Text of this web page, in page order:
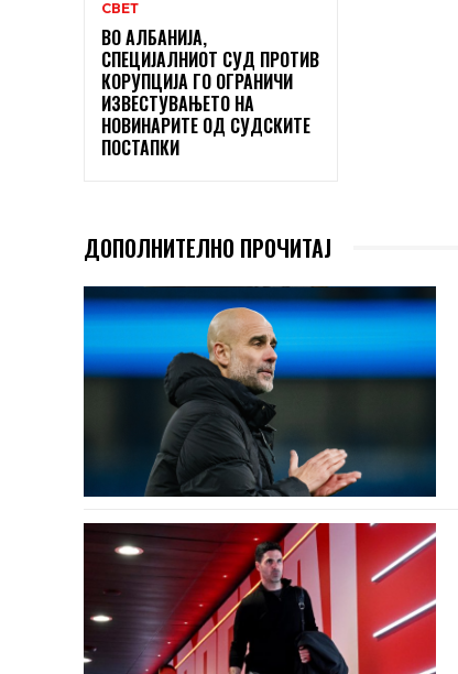
СВЕТ
ВО АЛБАНИЈА,
СПЕЦИЈАЛНИОТ СУД ПРОТИВ
КОРУПЦИЈА ГО ОГРАНИЧИ
ИЗВЕСТУВАЊЕТО НА
НОВИНАРИТЕ ОД СУДСКИТЕ
ПОСТАПКИ
ДОПОЛНИТЕЛНО ПРОЧИТАЈ